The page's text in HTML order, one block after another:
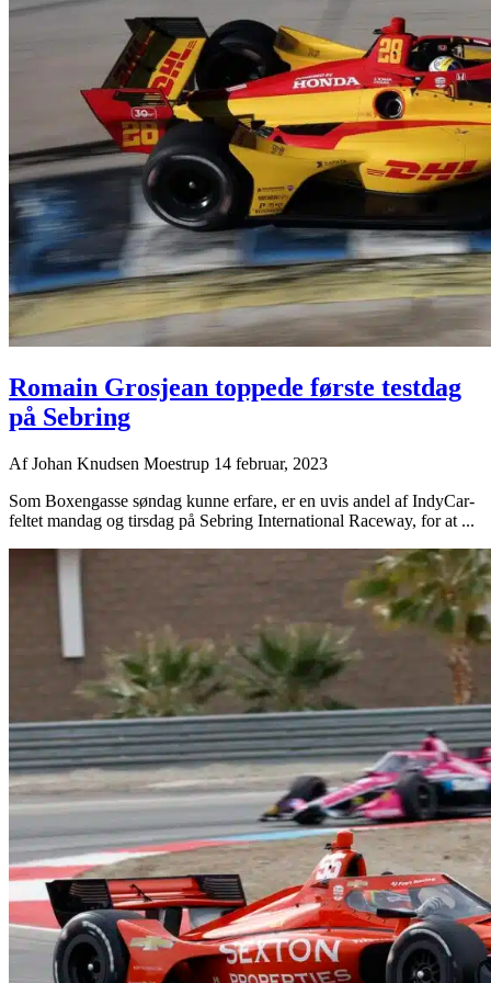
Romain Grosjean toppede første testdag
på Sebring
AfJohan Knudsen Moestrup 14 februar, 2023
Som Boxengasse søndag kunne erfare, er en uvis andel af IndyCar-
feltet mandag og tirsdag på Sebring International Raceway, for at ...